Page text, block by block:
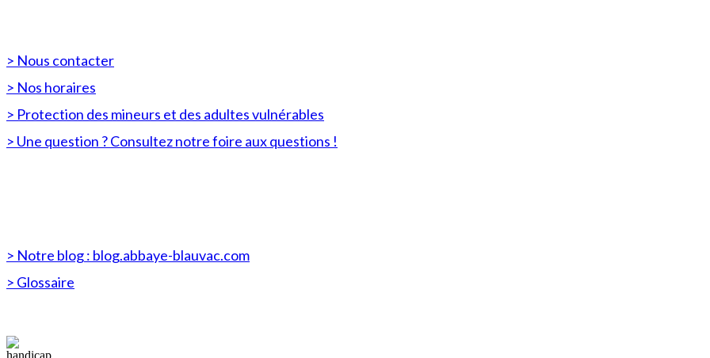
> Nous contacter
> Nos horaires
> Protection des mineurs et des adultes vulnérables
> Une question ? Consultez notre foire aux questions !
> Notre blog : blog.abbaye-blauvac.com
> Glossaire